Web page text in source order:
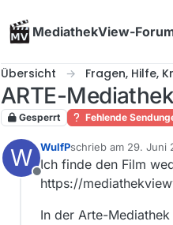
MediathekView-
Übersicht Fragen, Hilfe,
ARTE-
Gesperrt Fehlende
W
Offline
WulfPschrieb am 29. Juni
zuletzt editiert von
Ich finde den Film
https://
In der Arte-